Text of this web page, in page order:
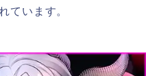
ています。